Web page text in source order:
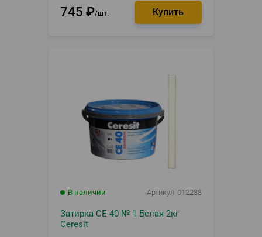
745 ₽ шт.
В наличии Артикул 012288
Затирка CE 40 № 1 Белая 2кг
Ceresit